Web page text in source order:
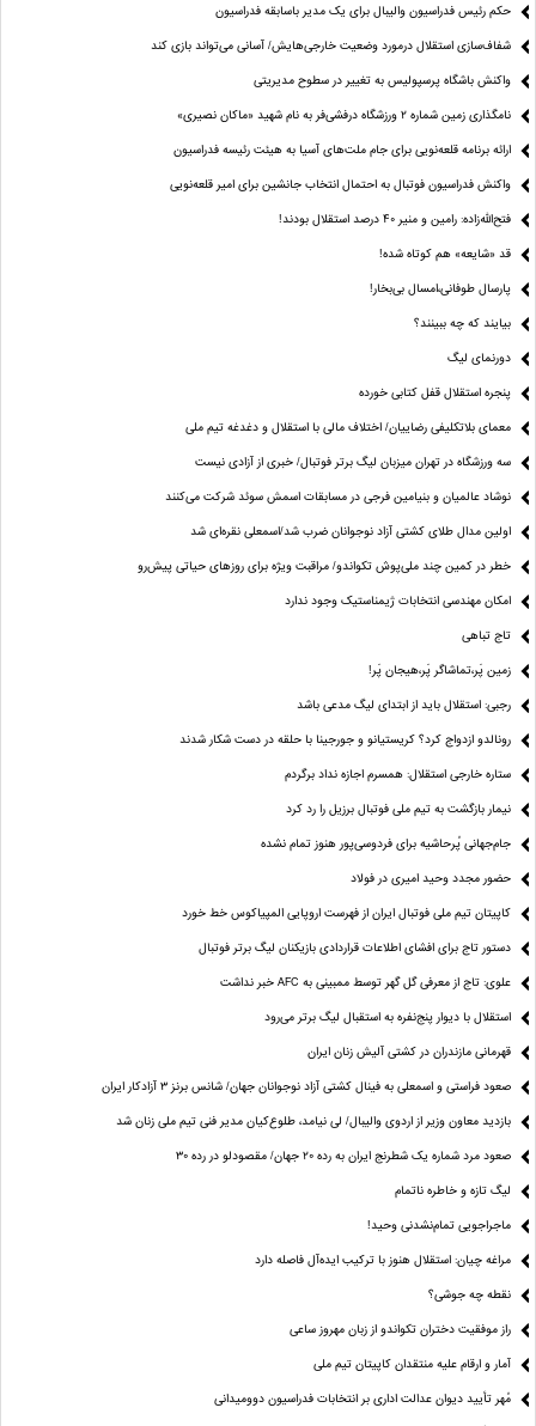
حکم رئیس فدراسیون والیبال برای یک مدیر باسابقه فدراسیون
شفاف‌سازی استقلال درمورد وضعیت خارجی‌هایش/ آسانی می‌تواند بازی کند
واکنش باشگاه پرسپولیس به تغییر در سطوح مدیریتی
نامگذاری زمین شماره ۲ ورزشگاه درفشی‌فر به نام شهید «ماکان نصیری»
ارائه برنامه‌ قلعه‌نویی برای جام ملت‌های آسیا به هیئت رئیسه فدراسیون
واکنش فدراسیون فوتبال به احتمال انتخاب جانشین برای امیر قلعه‌نویی
فتح‌الله‌زاده: رامین و منیر 40 درصد استقلال بودند!
قد «شایعه» هم کوتاه شده!
پارسال طوفانی،امسال بی‌بخار!
بیایند که چه ببینند؟
دورنمای لیگ
پنجره‌ استقلال قفل کتابی خورده
معمای بلاتکلیفی رضاییان/ اختلاف مالی با استقلال و دغدغه تیم ملی
سه ورزشگاه در تهران میزبان لیگ برتر فوتبال/ خبری از آزادی نیست
نوشاد عالمیان و بنیامین فرجی در مسابقات اسمش سوئد شرکت می‌کنند
اولین مدال طلای کشتی آزاد نوجوانان ضرب شد/اسمعلی نقره‌ای شد
خطر در کمین چند ملی‌پوش تکواندو/ مراقبت ویژه برای روزهای حیاتی پیش‌رو
امکان مهندسی انتخابات ژیمناستیک وجود ندارد
تاج تباهی
زمین پَر،تماشاگر پَر،هیجان پَر!
رجبی: استقلال باید از ابتدای لیگ مدعی باشد
رونالدو ازدواج کرد؟ کریستیانو و جورجینا با حلقه در دست شکار شدند
ستاره خارجی استقلال: همسرم اجازه نداد برگردم
نیمار بازگشت به تیم ملی فوتبال برزیل را رد کرد
جام‌جهانی پُرحاشیه برای فردوسی‌پور هنوز تمام نشده
حضور مجدد وحید امیری در فولاد
کاپیتان تیم ملی فوتبال ایران از فهرست اروپایی المپیاکوس خط خورد
دستور تاج برای افشای اطلاعات قراردادی بازیکنان لیگ برتر فوتبال
علوی: تاج از معرفی گل گهر توسط ممبینی به AFC خبر نداشت
استقلال با دیوار پنج‌نفره به استقبال لیگ برتر می‌رود
قهرمانی مازندران در کشتی آلیش زنان ایران
صعود فراستی و اسمعلی به فینال کشتی آزاد نوجوانان جهان/ شانس برنز ۳ آزادکار ایران
بازدید معاون وزیر از اردوی والیبال/ لی نیامد، طلوع‌کیان مدیر فنی تیم ملی زنان شد
صعود مرد شماره یک شطرنج ایران به رده ۲۰ جهان/ مقصودلو در رده ۳۰
لیگ تازه و خاطره ناتمام
ماجراجویی تمام‌نشدنی وحید!
مراغه چیان: استقلال هنوز با ترکیب ایده‌آل فاصله دارد
نقطه چه جوشی؟
راز موفقیت دختران تکواندو از زبان مهروز ساعی
آمار و ارقام علیه منتقدان کاپیتان تیم ملی
مُهر تأیید دیوان عدالت اداری بر انتخابات فدراسیون دوومیدانی